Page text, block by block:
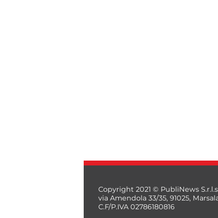
Copyright 2021 © PubliNews
via Amendola 33/35, 91025,
C.F/P.IVA 02786180816